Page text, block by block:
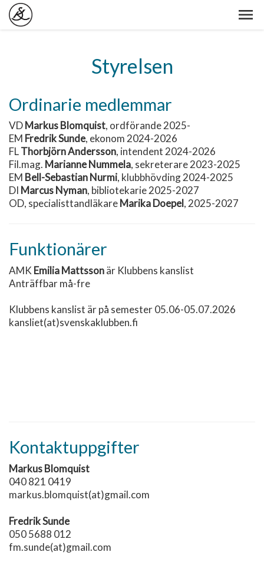
Styrelsen
Ordinarie medlemmar
VDMarkus Blomquist, ordförande 2025-
EM Fredrik Sunde, ekonom 2024-2026
FLThorbjörn Andersson, intendent 2024-2026
Fil.mag. Marianne Nummela, sekreterare 2023-2025
EM Bell-Sebastian Nurmi, klubbhövding 2024-2025
DI Marcus Nyman, bibliotekarie 2025-2027
OD, specialisttandläkareMarika Doepel, 2025-2027
Funktionärer
AMK Emilia Mattssonär Klubbens kanslist
Anträffbar må-fre
Klubbens kanslist är på semester 05.06-05.07.2026
kansliet(at)svenskaklubben.fi
Kontaktuppgifter
Markus Blomquist
040 821 0419
markus.blomquist(at)gmail.com
Fredrik Sunde
050 5688 012
fm.sunde(at)gmail.com